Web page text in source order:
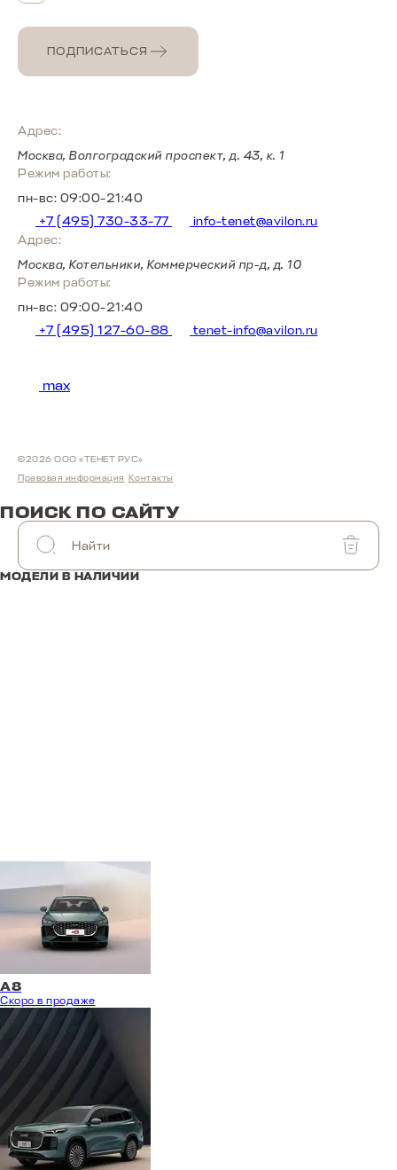
ПОДПИСАТЬСЯ
Адрес:
Москва, Волгоградский проспект, д. 43, к. 1
Режим работы:
пн-вс: 09:00-21:40
+7 (495) 730-33-77
info-tenet@avilon.ru
Адрес:
Москва, Котельники, Коммерческий пр-д, д. 10
Режим работы:
пн-вс: 09:00-21:40
+7 (495) 127-60-88
tenet-info@avilon.ru
max
©2026 ООО «ТЕНЕТ РУС»
Правовая информация Контакты
ПОИСК ПО САЙТУ
МОДЕЛИ В НАЛИЧИИ
A8
Скоро в продаже